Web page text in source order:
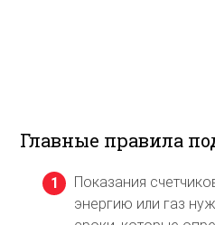
Главные правила
Показания
энергию или газ